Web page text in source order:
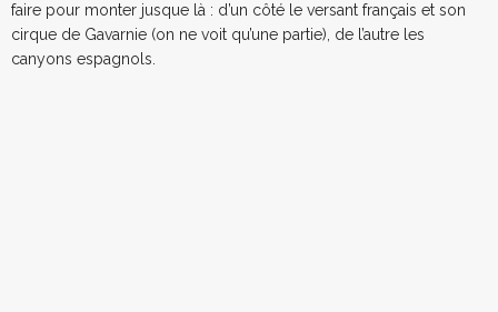
faire pour monter jusque là : d’un côté le versant français et son
cirque de Gavarnie (on ne voit qu’une partie), de l’autre les
canyons espagnols.